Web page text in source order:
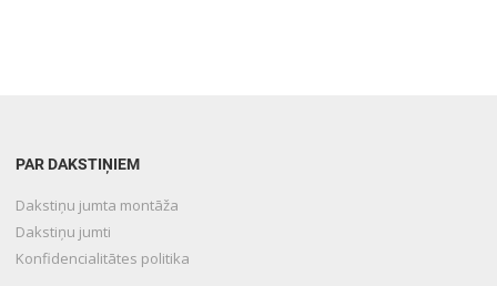
PAR DAKSTIŅIEM
Dakstiņu jumta montāža
Dakstiņu jumti
Konfidencialitātes politika